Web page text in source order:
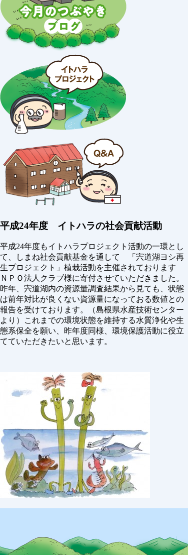
平成24年度 イトハラの社会貢献活動
平成24年度もイトハラプロジェクト活動の一環とし
て、しまね社会貢献基金を通して 「宍道湖ヨシ再
生プロジェクト」植栽活動を主催されております
ＮＰＯ法人クラブ様に寄付させていただきました。
昨年、宍道湖内の資源量調査結果から見ても、状態
は前年対比が良くない資源量になっておる数値との
報告を受けております。（島根県水産技術センター
より）これまでの環境状態を維持する水質浄化や生
態系保全を願い、昨年度同様、環境保護活動に役立
てていただきたいと思います。